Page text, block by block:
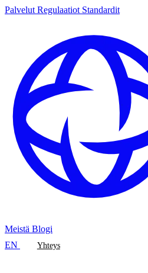
Palvelut Regulaatiot Standardit
Meistä Blogi
EN
Yhteys